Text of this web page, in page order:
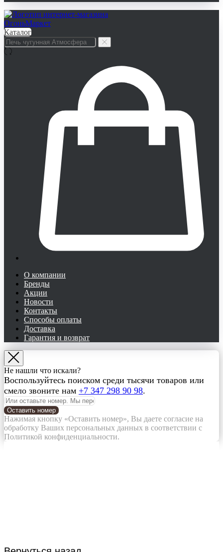
Каталог
О компании
Бренды
Акции
Новости
Контакты
Способы оплаты
Доставка
Гарантия и возврат
Не нашли что искали?
Воспользуйтесь поиском среди тысячи товаров или
смело звоните нам +7 347 298 90 98.
Оставить номер
Нажимая кнопку «Оставить номер», Вы даете согласие на
обработку Ваших персональных данных в соответствии с
Политикой конфиденциальности.